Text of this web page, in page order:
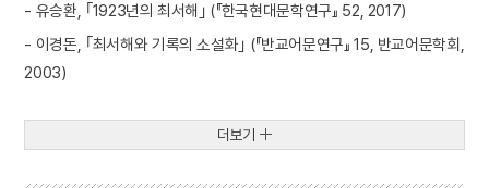
- 유승환, ｢1923년의 최서해｣ (『한국현대문학연구』 52, 2017)
- 이경돈, ｢최서해와 기록의 소설화｣ (『반교어문연구』 15, 반교어문학회,
2003)
더보기